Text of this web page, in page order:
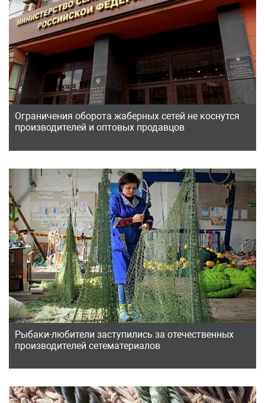
Ограничения оборота жаберных сетей не коснутся
производителей и оптовых продавцов
Рыбаки-любители заступились за отечественных
производителей сетематериалов